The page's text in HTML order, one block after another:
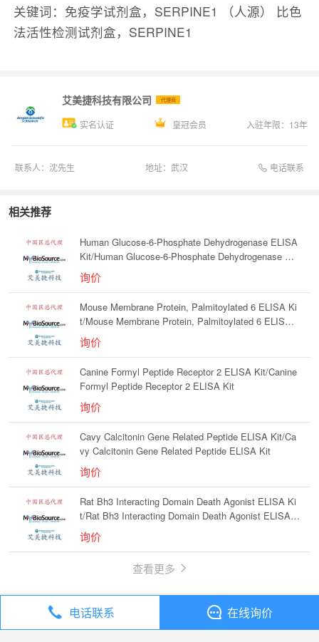
关键词：免疫学试剂盒，SERPINE1 （人源） 比色
法活性检测试剂盒，SERPINE1
艾美捷科技有限公司 代理商
实名认证 皇冠会员 入驻年限： 13年
联系人： 沈先生 地址： 武汉 电话联系
相关推荐
Human Glucose-6-Phosphate Dehydrogenase ELISA
Kit/Human Glucose-6-Phosphate Dehydrogenase ELI
SA Kit
询价
Mouse Membrane Protein, Palmitoylated 6 ELISA Ki
t/Mouse Membrane Protein, Palmitoylated 6 ELISA
Kit
询价
Canine Formyl Peptide Receptor 2 ELISA Kit/Canine
Formyl Peptide Receptor 2 ELISA Kit
询价
Cavy Calcitonin Gene Related Peptide ELISA Kit/Ca
vy Calcitonin Gene Related Peptide ELISA Kit
询价
Rat Bh3 Interacting Domain Death Agonist ELISA Ki
t/Rat Bh3 Interacting Domain Death Agonist ELISA K
it
询价
查看更多
全部分类 试剂
电话联系 在线询价